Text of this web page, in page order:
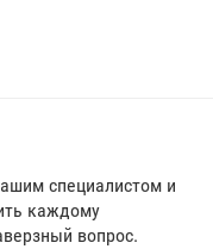
специалистом и
каждому
вопрос.